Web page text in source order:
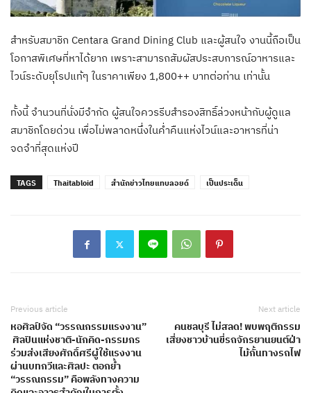
สำหรับสมาชิก Centara Grand Dining Club และผู้สนใจ งานนี้ถือเป็น
โอกาสพิเศษที่หาได้ยาก เพราะสามารถสัมผัสประสบการณ์อาหารและ
ไวน์ระดับยุโรปแท้ๆ ในราคาเพียง 1,800++ บาทต่อท่าน เท่านั้น
ทั้งนี้ จำนวนที่นั่งมีจำกัด ผู้สนใจควรรีบสำรองสิทธิ์ล่วงหน้ากับผู้ดูแล
สมาชิกโดยด่วน เพื่อไม่พลาดหนึ่งในค่ำคืนแห่งไวน์และอาหารที่น่า
จดจำที่สุดแห่งปี
TAGS Thaitabloid สำนักข่าวไทยแทบลอยด์ เป็นประเด็น
Previous article
หอศิลป์จัด “วรรณกรรมแรงงาน”
ศิลปินแห่งชาติ-นักคิด-กรรมกร
ร่วมส่งเสียงศักดิ์ศรีผู้ใช้แรงงาน
ผ่านบทกวีและศิลปะ ตอกย้ำ
“วรรณกรรม” คือพลังทางความ
Next article
คนชลบุรี ไม่สลด! พบพฤติกรรม
เสี่ยงชาวบ้านขี่รถจักรยานยนต์ฝ่า
ไม้กั้นทางรถไฟ